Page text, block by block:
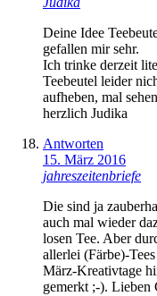
Deine Idee
gefallen mir sehr.
Ich trinke derzeit
Teebeutel leider
aufheben, mal
herzlich Judika
Antworten
15. März 2016
jahreszeitenbriefe
Die sind ja
auch mal wieder
losen Tee. Aber
allerlei (Färbe)-
März-Kreativtage
gemerkt ;-). Lieben